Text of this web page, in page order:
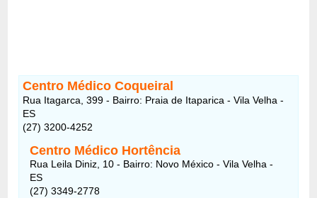
Centro Médico Coqueiral
Rua Itagarca, 399 - Bairro: Praia de Itaparica - Vila Velha -
ES
(27) 3200-4252
Centro Médico Hortência
Rua Leila Diniz, 10 - Bairro: Novo México - Vila Velha -
ES
(27) 3349-2778